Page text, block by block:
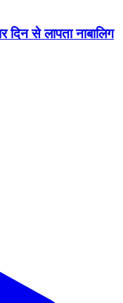
दिन से लापता नाबालिग